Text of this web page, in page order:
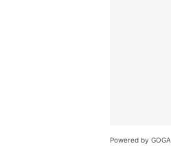
Powered by GOGA